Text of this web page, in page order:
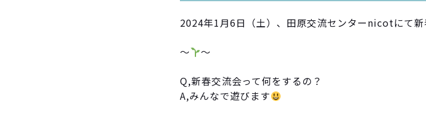
2024年1月6日（土）、田原交流センターnicotにて新
〜 〜
Q,新春交流会って何をするの？
A,みんなで遊びます